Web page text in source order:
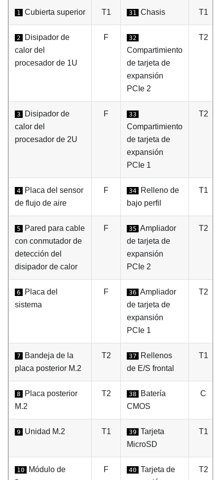
1 Cubierta superior T1 31 Chasis T1
2
Disipador de
calor del
procesador de 1U
F 32
Compartimiento
de tarjeta de
expansión
PCIe 2
T2
3
Disipador de
calor del
procesador de 2U
F 33
Compartimiento
de tarjeta de
expansión
PCIe 1
T2
4
Placa del sensor
de flujo de aire
F 34
Relleno de
bajo perfil
T1
5
Pared para cable
con conmutador de
detección del
disipador de calor
F 35 Ampliador
de tarjeta de
expansión
PCIe 2
T2
6
Placa del
sistema
F 36 Ampliador
de tarjeta de
expansión
PCIe 1
T2
7
Bandeja de la
placa posterior M.2
T2 37
Rellenos
de E/S frontal
T1
8
Placa posterior
M.2
T2 38
Batería
CMOS
C
9 Unidad M.2 T1 39 Tarjeta
MicroSD
T1
10
Módulo de
F 40 Tarjeta de
T2